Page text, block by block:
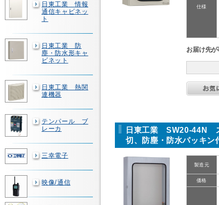
日東工業 情報
通信キャビネッ
ト
日東工業 防
塵・防水形キャ
ビネット
日東工業 熱関
連機器
テンパール ブ
レーカ
三幸電子
映像/通信
仕様
お届け先
日東工業 SW20-44N
切、防塵・防水パッキン
製造元
価格